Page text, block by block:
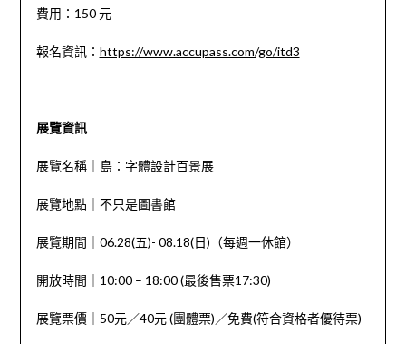
費用：150 元
報名資訊： https://www.accupass.com/go/itd3
展覽資訊
展覽名稱｜島：字體設計百景展
展覽地點｜不只是圖書館
展覽期間｜06.28(五)- 08.18(日)（每週一休館）
開放時間｜10:00 – 18:00 (最後售票17:30)
展覽票價｜50元／40元 (團體票)／免費(符合資格者優待票)